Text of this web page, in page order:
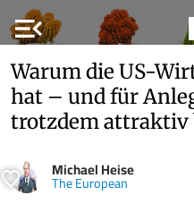
menu_open
Warum die US-
hat – und für
trotzdem attraktiv
Michael Heise
The European